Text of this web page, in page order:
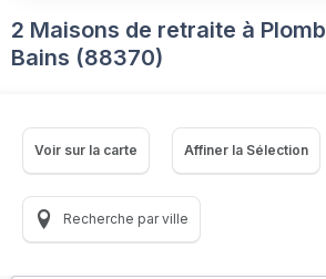
2 Maisons de retraite à
Bains (88370)
Voir sur la carte Affiner la Sélection
Recherche par ville